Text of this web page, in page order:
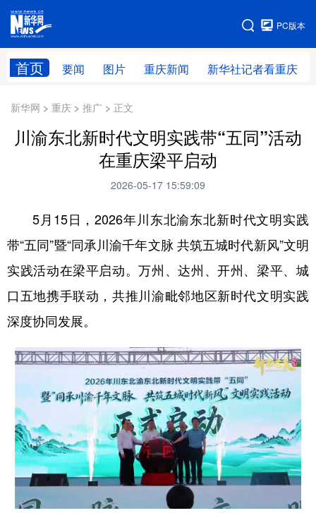
PC版本
首页 要闻 图片 重庆新闻 新华社记者看重庆
网站地图
新华网 > 重庆 > 推广 > 正文
川渝东北新时代文明实践带“五同”活动
在重庆梁平启动
2026-05-17 15:59:09
5月15日，2026年川东北渝东北新时代文明实践
带“五同”暨“同承川渝千年文脉 共筑五城时代新风”文明
实践活动在梁平启动。万州、达州、开州、梁平、城
口五地携手联动，共推川渝毗邻地区新时代文明实践
深度协同发展。